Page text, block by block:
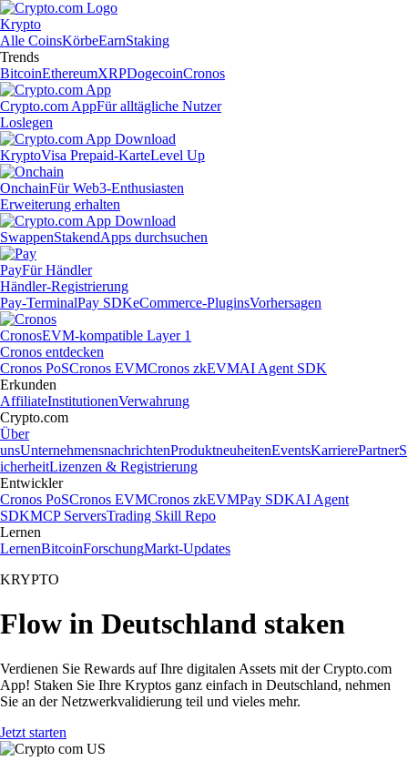
Krypto
Alle CoinsKörbeEarnStaking
Trends
BitcoinEthereumXRPDogecoinCronos
Crypto.com AppFür alltägliche Nutzer
Loslegen
KryptoVisa Prepaid-KarteLevel Up
OnchainFür Web3-Enthusiasten
Erweiterung erhalten
SwappenStakendApps durchsuchen
PayFür Händler
Händler-Registrierung
Pay-TerminalPay SDKeCommerce-PluginsVorhersagen
CronosEVM-kompatible Layer 1
Cronos entdecken
Cronos PoSCronos EVMCronos zkEVMAI Agent SDK
Erkunden
AffiliateInstitutionenVerwahrung
Crypto.com
Über
unsUnternehmensnachrichtenProduktneuheitenEventsKarrierePartnerS
icherheitLizenzen & Registrierung
Entwickler
Cronos PoSCronos EVMCronos zkEVMPay SDKAI Agent
SDKMCP ServersTrading Skill Repo
Lernen
LernenBitcoinForschungMarkt-Updates
KRYPTO
Flow in Deutschland staken
Verdienen Sie Rewards auf Ihre digitalen Assets mit der Crypto.com
App! Staken Sie Ihre Kryptos ganz einfach in Deutschland, nehmen
Sie an der Netzwerkvalidierung teil und vieles mehr.
Jetzt starten